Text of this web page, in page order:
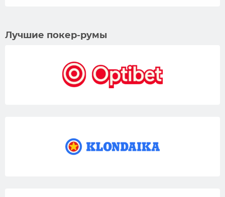
Лучшие покер-румы